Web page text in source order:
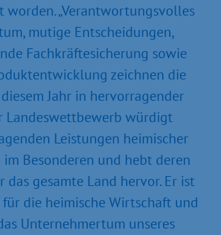
worden. „Verantwortungsvolles
mutige Entscheidungen,
Fachkräftesicherung sowie
zeichnen die
Jahr in hervorragender
Landeswettbewerb würdigt
Leistungen heimischer
Besonderen und hebt deren
das gesamte Land hervor. Er ist
die heimische Wirtschaft und
Unternehmertum unseres